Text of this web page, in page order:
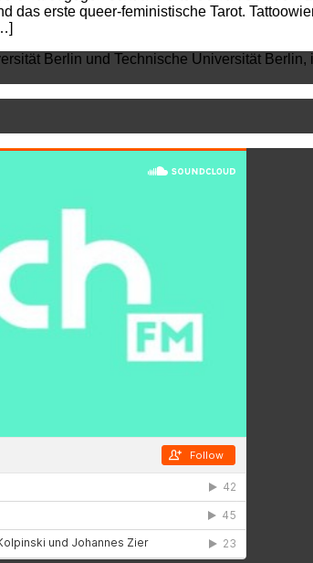
das erste queer-feministische Tarot.
Berlin und Technische Universität